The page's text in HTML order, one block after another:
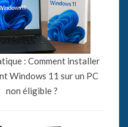
: Comment installer
Windows 11 sur un PC
non éligible ?